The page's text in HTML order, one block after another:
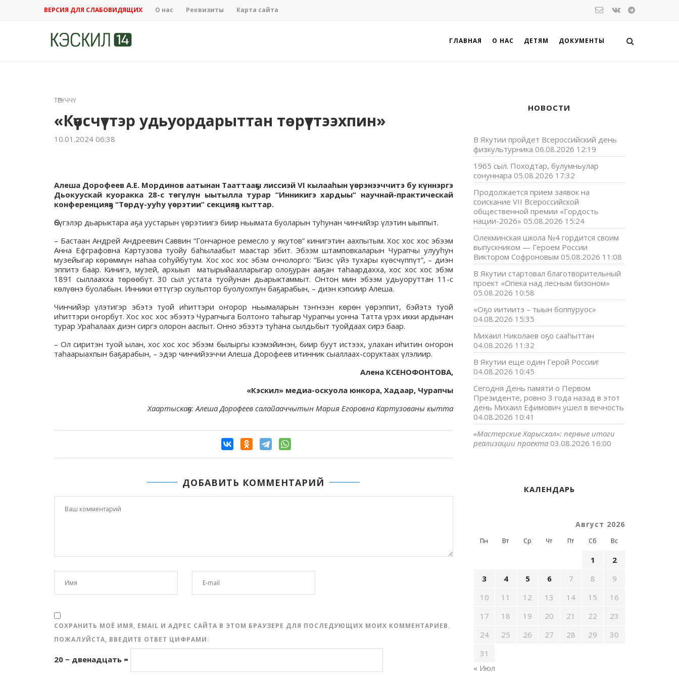
ВЕРСИЯ ДЛЯ СЛАБОВИДЯЩИХ О нас Реквизиты Карта сайта
ГЛАВНАЯ О НАС ДЕТЯМ ДОКУМЕНТЫ
ТӨРҮЧЧҮ
«Күөсчүттэр удьуордарыттан төрүттээхпин»
10.01.2024 06:38
Алеша Дорофеев А.Е. Мординов аатынан Тааттааҕы лиссиэй VI кылааһын үөрэнээччитэ бу күннэргэ
Дьокуускай куоракка 28-с төгүлүн ыытылла турар “Инникигэ хардыы“ научнай-практическай
конференцияҕа “Төрдү-ууһу үөрэтии” секцияҕа кыттар.
Өбүгэлэр дьарыктара аҕа уустарын үөрэтиигэ биир ньымата буоларын туһунан чинчийэр үлэтин ыыппыт.
– Бастаан Андрей Андреевич Саввин “Гончарное ремесло у якутов” кинигэтин аахпытым. Хос хос хос эбээм
Анна Ефграфовна Картузова туойу баһылаабыт маастар эбит. Эбээм штамповкаларын Чурапчы улууһун
музейыгар көрөммүн наһаа соһуйбутум. Хос хос хос эбэм оччолорго: “Биэс үйэ тухары күөсчүппүт”, – диэн
эппитэ баар. Кинигэ, музей, архыып матырыйаалларыгар олоҕуран ааҕан таһаардахха, хос хос хос эбэм
1891 сыллаахха төрөөбүт. 30 сыл устата туойунан дьарыктаммыт. Онтон мин эбээм удьуоруттан 11-с
көлүөнэ буолабын. Инники өттүгэр скульптор буолуохпун баҕарабын, – диэн кэпсиир Алеша.
Чинчийэр үлэтигэр эбэтэ туой иһиттэри оҥорор ньымаларын тэҥнээн көрөн үөрэппит, бэйэтэ туой
иһиттэри оҥорбут. Хос хос хос эбээтэ Чурапчыга Болтоҥо таһыгар Чурапчы уонна Татта үрэх икки ардынан
турар Ураһалаах диэн сиргэ олорон ааспыт. Онно эбээтэ туһана сылдьбыт туойдаах сирэ баар.
– Ол сиритэн туой ылан, хос хос хос эбээм былыргы кээмэйинэн, биир буут истээх, улахан иһитин оҥорон
таһаарыахпын баҕарабын, – эдэр чинчийээччи Алеша Дорофеев итинник сыаллаах-соруктаах үлэлиир.
Алена КСЕНОФОНТОВА,
«Кэскил» медиа-оскуола юнкора, Хадаар, Чурапчы
Хаартыскаҕа: Алеша Дорофеев салайааччытын Мария Егоровна Картузованы кытта
ДОБАВИТЬ КОММЕНТАРИЙ
СОХРАНИТЬ МОЁ ИМЯ, EMAIL И АДРЕС САЙТА В ЭТОМ БРАУЗЕРЕ ДЛЯ ПОСЛЕДУЮЩИХ МОИХ КОММЕНТАРИЕВ.
ПОЖАЛУЙСТА, ВВЕДИТЕ ОТВЕТ ЦИФРАМИ:
20 − двенадцать =
НОВОСТИ
В Якутии пройдет Всероссийский день
физкультурника 06.08.2026 12:19
1965 сыл. Походтар, булумньулар
сонуннара 05.08.2026 17:32
Продолжается прием заявок на
соискание VII Всероссийской
общественной премии «Гордость
нации-2026» 05.08.2026 15:24
Олекминская школа №4 гордится своим
выпускником — Героем России
Виктором Софроновым 05.08.2026 11:08
В Якутии стартовал благотворительный
проект «Опека над лесным бизоном»
05.08.2026 10:58
«Оҕо иитиитэ – тыын боппуруос»
04.08.2026 15:35
Михаил Николаев оҕо сааһыттан
04.08.2026 11:32
В Якутии еще один Герой России!
04.08.2026 10:45
Сегодня День памяти о Первом
Президенте, ровно 3 года назад в этот
день Михаил Ефимович ушел в вечность
04.08.2026 10:41
«Мастерские Харысхал»: первые итоги
реализации проекта 03.08.2026 16:00
КАЛЕНДАРЬ
Август 2026
Пн Вт Ср Чт Пт Сб Вс
1
2
3
4 5 6 7 8
9
10
11 12 13 14 15
16
17
18 19 20 21 22
23
24
25 26 27 28 29
30
31
« Июл